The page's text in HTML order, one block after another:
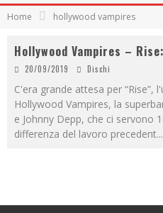
Home hollywood vampires
Hollywood Vampires –
20/09/2019 Dischi
C'era grande attesa per “Rise”,
Hollywood Vampires, la
e Johnny Depp, che ci servono
differenza del lavoro precedent...